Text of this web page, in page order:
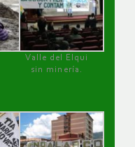
Valle del Elqui
sin minería.